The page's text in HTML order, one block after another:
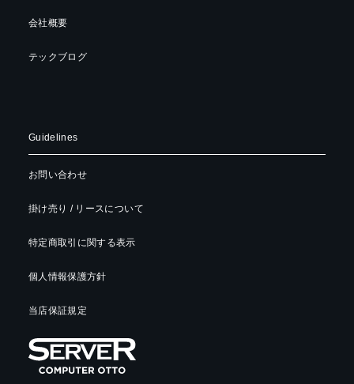
会社概要
テックブログ
Guidelines
お問い合わせ
掛け売り / リースについて
特定商取引に関する表示
個人情報保護方針
当店保証規定